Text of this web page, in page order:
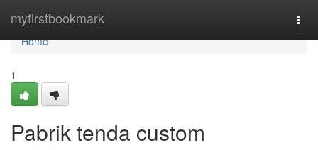
myfirstbookmark
Home
Home
1
Pabrik tenda custom